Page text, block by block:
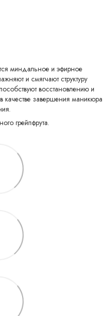
миндальное и эфирное
и смягчают структуру
восстановлению и
качестве завершения маникюра
грейпфрута.